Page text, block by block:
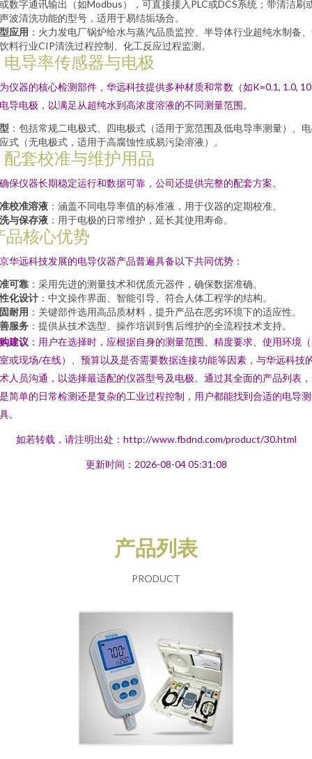
数字通讯输出（如Modbus），可直接接入PLC或DCS系统；带清洁刷
波清洗功能的型号，适用于易结垢场合。
应用 ：火力发电厂锅炉给水与蒸汽品质监控、半导体行业超纯水制备
料行业CIP清洗过程控制、化工反应过程监测。
电导率传感器与电极
仪器的核心检测部件，华远科技提供多种材质和常数（如K=0.1, 1.0,
导电极，以满足从超纯水到高浓度溶液的不同测量范围。
：包括常规二电极式、四电极式（适用于宽范围及低电导率测量）、
式（无电极式，适用于高腐蚀性或易污染溶液）。
配套校准与维护用品
保仪器长期稳定运行和数据可靠，公司还提供完整的配套方案。
校准溶液 ：涵盖不同电导率值的标准液，用于仪器的定期校准。
与保存液 ：用于电极的日常维护，延长其使用寿命。
品核心优势
华远科技发展的电导仪器产品普遍具备以下共同优势：
可靠 ：采用先进的测量技术和优质元器件，确保数据准确。
化设计 ：中文操作界面、智能引导、符合人体工程学的结构。
耐用 ：关键部件选用高品质材料，提升产品在恶劣环境下的适应性。
服务 ：提供从技术选型、操作培训到售后维护的全流程技术支持。
建议 ：用户在选择时，应根据自身的测量范围、精度要求、使用环境
或现场/在线）、预算以及是否需要数据连接功能等因素，与华远科技
人员沟通，以选择最适配的仪器型号及电极。通过其全面的产品列表
简单的日常检测还是复杂的工业过程控制，用户都能找到合适的电导
。
如若转载，请注明出处：http://www.fbdnd.com/product/30.html
更新时间：2026-08-04 05:31:08
产品列表
PRODUCT